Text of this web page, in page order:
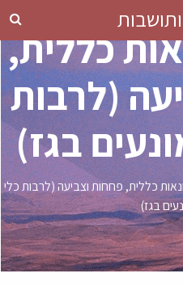
(לרבות כלי רכב המונעים בגז)
כללית,
(לרבות
בגז)
כללית, פחחות וצביעה (לרבות כלי
בגז)